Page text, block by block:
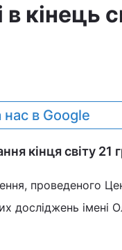
кінець
нас в Google
кінця світу 21
проведеного
досліджень імені